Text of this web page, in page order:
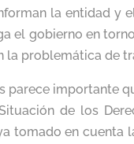
la entidad y
el gobierno en
la problemática de
parece importante
de los
tomado en cuenta